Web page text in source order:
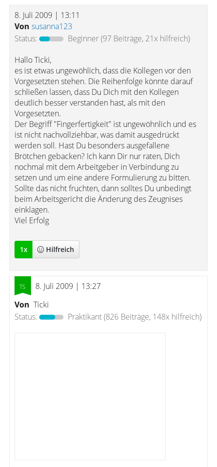
8. Juli 2009 | 13:11
Von susanna123
Status:
Beginner(97 Beiträge, 21x hilfreich)
Hallo Ticki,
es ist etwas ungewöhlich, dass die Kollegen vor den
Vorgesetzten stehen. Die Reihenfolge könnte darauf
schließen lassen, dass Du Dich mit den Kollegen
deutlich besser verstanden hast, als mit den
Vorgesetzten.
Der Begriff "Fingerfertigkeit" ist ungewöhnlich und es
ist nicht nachvollziehbar, was damit ausgedrückt
werden soll. Hast Du besonders ausgefallene
Brötchen gebacken? Ich kann Dir nur raten, Dich
nochmal mit dem Arbeitgeber in Verbindung zu
setzen und um eine andere Formulierung zu bitten.
Sollte das nicht fruchten, dann solltes Du unbedingt
beim Arbeitsgericht die Änderung des Zeugnises
einklagen.
Viel Erfolg
1x Hilfreich
8. Juli 2009 | 13:27
Von Ticki
Status:
Praktikant(826 Beiträge, 148x hilfreich)